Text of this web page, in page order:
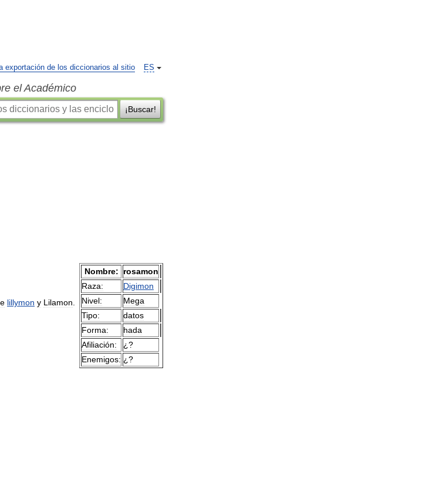
ES
exportación de los diccionarios al sitio
el Académico
¡Buscar!
Nombre:
rosamon
Raza:
Digimon
Nivel:
Mega
Tipo:
datos
Forma:
hada
Afiliación:
¿?
Enemigos: ¿?
lillymon y Lilamon